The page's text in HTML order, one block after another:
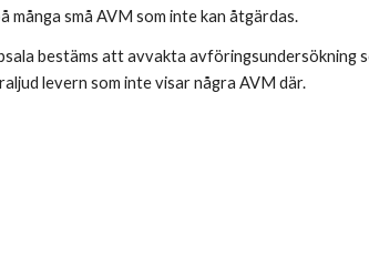
många små AVM som inte kan åtgärdas.
bestäms att avvakta avföringsundersökning
levern som inte visar några AVM där.